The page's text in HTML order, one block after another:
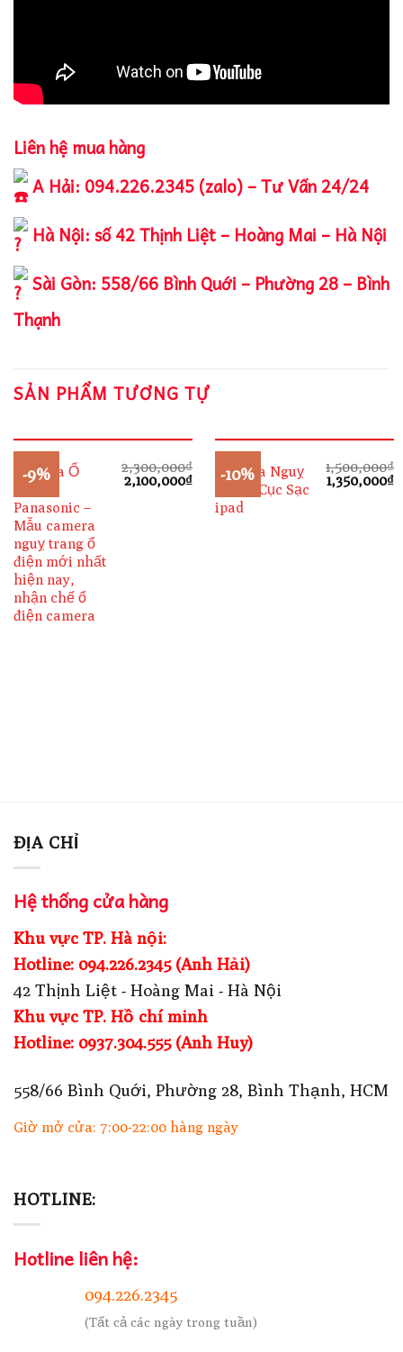
Liên hệ mua hàng
A Hải: 094.226.2345 (zalo) – Tư Vấn 24/24
Hà Nội: số 42 Thịnh Liệt – Hoàng Mai – Hà Nội
Sài Gòn: 558/66 Bình Quới – Phường 28 – Bình
Thạnh
SẢN PHẨM TƯƠNG TỰ
-9%
Camera Ổ
Panasonic –
Mẫu camera
nguỵ trang ổ
điện mới nhất
hiện nay,
nhận chế ổ
điện camera
2,300,000₫
Giá
gốc
2,100,000₫Giá
hiện
-10%
Camera Nguỵ
Trang Cục Sạc
ipad
1,500,000₫
Giá
gốc
1,350,000₫
ĐỊA CHỈ
Hệ thống cửa hàng
Khu vực TP. Hà nội:
Hotline: 094.226.2345 (Anh Hải)
42 Thịnh Liệt - Hoàng Mai - Hà Nội
Khu vực TP. Hồ chí minh
Hotline: 0937.304.555 (Anh Huy)
558/66 Bình Quới, Phường 28, Bình Thạnh, HCM
Giờ mở cửa: 7:00-22:00 hàng ngày
HOTLINE:
Hotline liên hệ:
094.226.2345
(Tất cả các ngày trong tuần)